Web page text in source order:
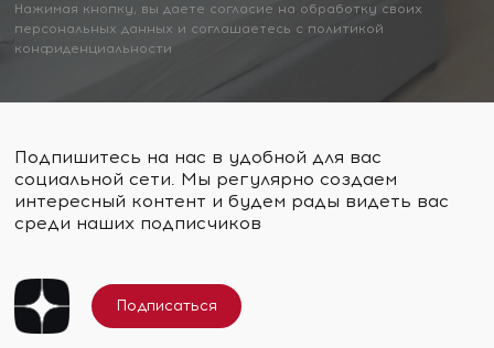
Нажимая кнопку, вы даете согласие на обработку своих
персональных данных и соглашаетесь с политикой
конфиденциальности
Подпишитесь на нас в удобной для вас
социальной сети. Мы регулярно создаем
интересный контент и будем рады видеть вас
среди наших подписчиков
Подписаться